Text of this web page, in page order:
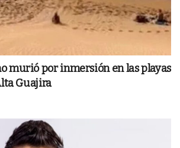
murió por inmersión en las playas
Guajira